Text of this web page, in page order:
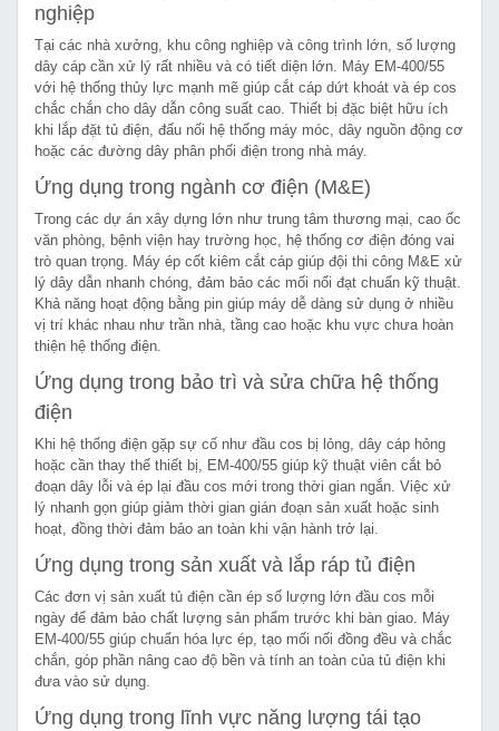
nghiệp
Tại các nhà xưởng, khu công nghiệp và công trình lớn, số lượng
dây cáp cần xử lý rất nhiều và có tiết diện lớn. Máy EM-400/55
với hệ thống thủy lực mạnh mẽ giúp cắt cáp dứt khoát và ép cos
chắc chắn cho dây dẫn công suất cao. Thiết bị đặc biệt hữu ích
khi lắp đặt tủ điện, đấu nối hệ thống máy móc, dây nguồn động cơ
hoặc các đường dây phân phối điện trong nhà máy.
Ứng dụng trong ngành cơ điện (M&E)
Trong các dự án xây dựng lớn như trung tâm thương mại, cao ốc
văn phòng, bệnh viện hay trường học, hệ thống cơ điện đóng vai
trò quan trọng. Máy ép cốt kiêm cắt cáp giúp đội thi công M&E xử
lý dây dẫn nhanh chóng, đảm bảo các mối nối đạt chuẩn kỹ thuật.
Khả năng hoạt động bằng pin giúp máy dễ dàng sử dụng ở nhiều
vị trí khác nhau như trần nhà, tầng cao hoặc khu vực chưa hoàn
thiện hệ thống điện.
Ứng dụng trong bảo trì và sửa chữa hệ thống
điện
Khi hệ thống điện gặp sự cố như đầu cos bị lỏng, dây cáp hỏng
hoặc cần thay thế thiết bị, EM-400/55 giúp kỹ thuật viên cắt bỏ
đoạn dây lỗi và ép lại đầu cos mới trong thời gian ngắn. Việc xử
lý nhanh gọn giúp giảm thời gian gián đoạn sản xuất hoặc sinh
hoạt, đồng thời đảm bảo an toàn khi vận hành trở lại.
Ứng dụng trong sản xuất và lắp ráp tủ điện
Các đơn vị sản xuất tủ điện cần ép số lượng lớn đầu cos mỗi
ngày để đảm bảo chất lượng sản phẩm trước khi bàn giao. Máy
EM-400/55 giúp chuẩn hóa lực ép, tạo mối nối đồng đều và chắc
chắn, góp phần nâng cao độ bền và tính an toàn của tủ điện khi
đưa vào sử dụng.
Ứng dụng trong lĩnh vực năng lượng tái tạo